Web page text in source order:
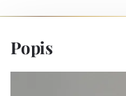
Popis